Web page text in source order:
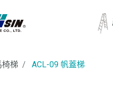
椅梯 ACL-09 帆蓋梯